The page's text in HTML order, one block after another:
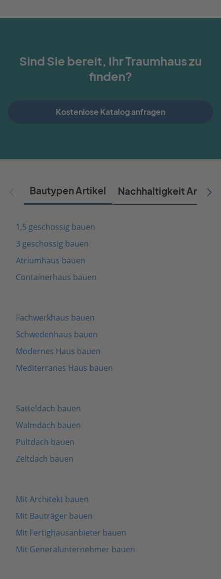
Sind Sie bereit, Ihr Traumhaus zu
finden?
Kostenlose Katalog anfragen
Bautypen Artikel Nachhaltigkeit Artikel
1,5 geschossig bauen
3 geschossig bauen
Atriumhaus bauen
Containerhaus bauen
Fachwerkhaus bauen
Schwedenhaus bauen
Modernes Haus bauen
Mediterranes Haus bauen
Satteldach bauen
Walmdach bauen
Pultdach bauen
Zeltdach bauen
Mit Architekt bauen
Mit Bauträger bauen
Mit Fertighausanbieter bauen
Mit Generalunternehmer bauen